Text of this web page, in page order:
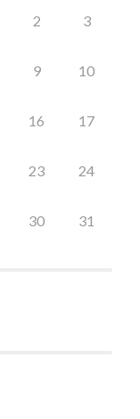
2 3
9 10
16 17
23 24
30 31